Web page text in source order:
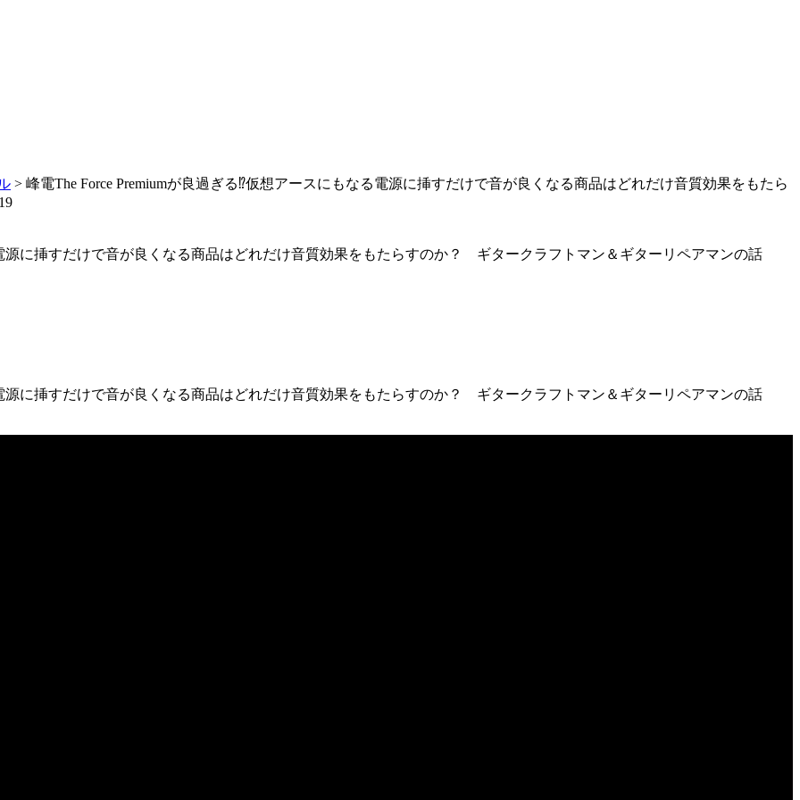
> 峰電The Force Premiumが良過ぎる⁉仮想アースにもなる電源に挿すだけで音が良くなる商品はどれだけ音質効果をもたら
源に挿すだけで音が良くなる商品はどれだけ音質効果をもたらすのか？ ギタークラフトマン＆ギターリペアマンの話
源に挿すだけで音が良くなる商品はどれだけ音質効果をもたらすのか？ ギタークラフトマン＆ギターリペアマンの話